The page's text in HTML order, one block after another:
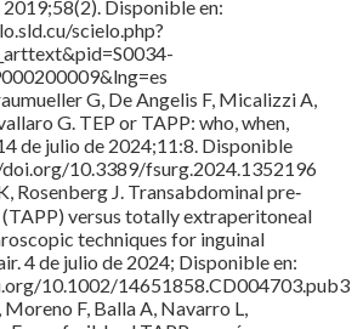
2019;58(2). Disponible en:
scielo.php?
G, De Angelis F, Micalizzi A,
G. TEP or TAPP: who, when,
de julio de 2024;11:8. Disponible
10.3389/fsurg.2024.1352196
Rosenberg J. Transabdominal pre‐
versus totally extraperitoneal
techniques for inguinal
4 de julio de 2024; Disponible en:
10.1002/14651858.CD004703.pub3
F, Balla A, Navarro L,